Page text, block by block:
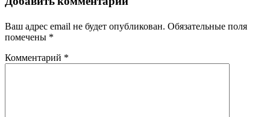
Ваш адрес email не будет опубликован. Обязательные поля
помечены *
Комментарий *